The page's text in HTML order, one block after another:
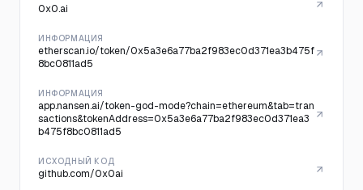
0x0.ai
ИНФОРМАЦИЯ
etherscan.io/token/0x5a3e6a77ba2f983ec0d371ea3b475f
8bc0811ad5
ИНФОРМАЦИЯ
app.nansen.ai/token-god-mode?chain=ethereum&tab=tran
sactions&tokenAddress=0x5a3e6a77ba2f983ec0d371ea3
b475f8bc0811ad5
ИСХОДНЫЙ КОД
github.com/0x0ai